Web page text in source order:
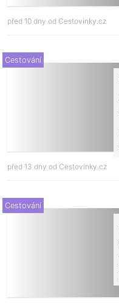
před 10 dny od Cestovinky.cz
Cestování
před 13 dny od Cestovinky.cz
Cestování